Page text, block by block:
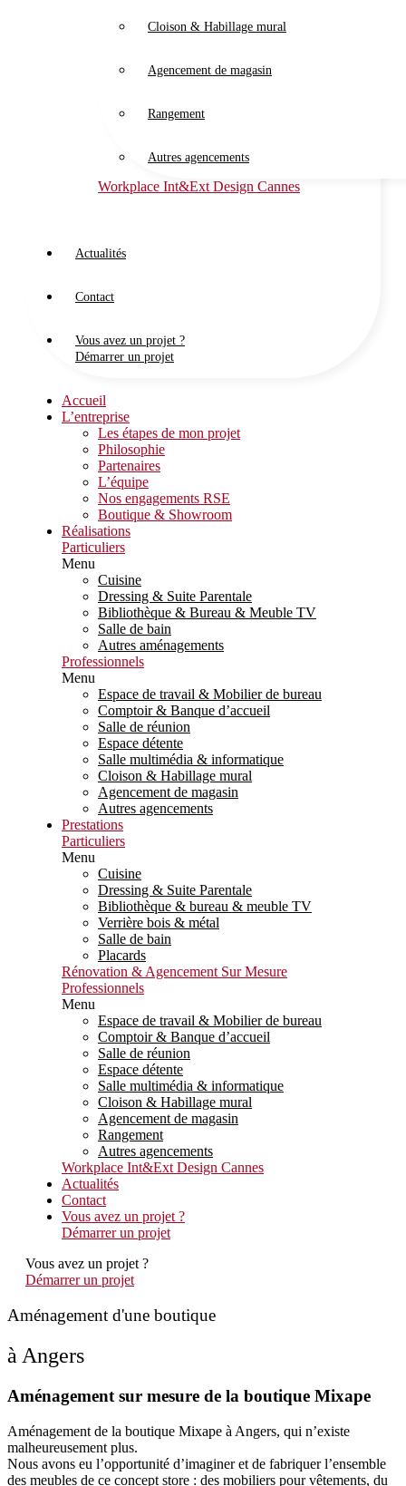
Cloison & Habillage mural
Agencement de magasin
Rangement
Autres agencements
Workplace Int&Ext Design Cannes
Actualités
Contact
Vous avez un projet ?
Démarrer un projet
Accueil
L’entreprise
Les étapes de mon projet
Philosophie
Partenaires
L’équipe
Nos engagements RSE
Boutique & Showroom
Réalisations
Particuliers
Menu
Cuisine
Dressing & Suite Parentale
Bibliothèque & Bureau & Meuble TV
Salle de bain
Autres aménagements
Professionnels
Menu
Espace de travail & Mobilier de bureau
Comptoir & Banque d’accueil
Salle de réunion
Espace détente
Salle multimédia & informatique
Cloison & Habillage mural
Agencement de magasin
Autres agencements
Prestations
Particuliers
Menu
Cuisine
Dressing & Suite Parentale
Bibliothèque & bureau & meuble TV
Verrière bois & métal
Salle de bain
Placards
Rénovation & Agencement Sur Mesure
Professionnels
Menu
Espace de travail & Mobilier de bureau
Comptoir & Banque d’accueil
Salle de réunion
Espace détente
Salle multimédia & informatique
Cloison & Habillage mural
Agencement de magasin
Rangement
Autres agencements
Workplace Int&Ext Design Cannes
Actualités
Contact
Vous avez un projet ?
Démarrer un projet
Vous avez un projet ?
Démarrer un projet
Aménagement d'une boutique
à Angers
Aménagement sur mesure de la boutique Mixape
Aménagement de la boutique Mixape à Angers, qui n’existe
malheureusement plus.
Nous avons eu l’opportunité d’imaginer et de fabriquer l’ensemble
des meubles de ce concept store : des mobiliers pour vêtements, du